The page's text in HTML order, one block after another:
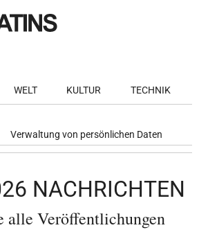
WELT KULTUR TECHNIK
Verwaltung von persönlichen Daten
NACHRICHTEN
alle Veröffentlichungen